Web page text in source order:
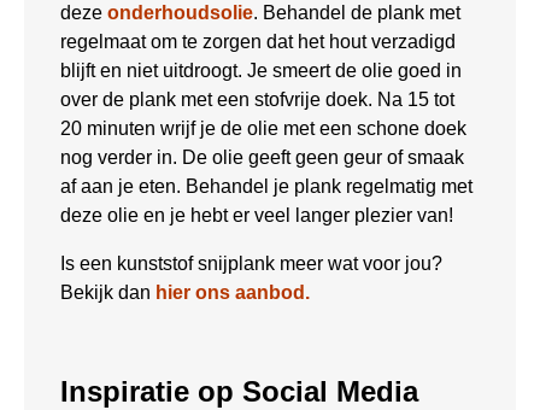
deze onderhoudsolie. Behandel de plank met
regelmaat om te zorgen dat het hout verzadigd
blijft en niet uitdroogt. Je smeert de olie goed in
over de plank met een stofvrije doek. Na 15 tot
20 minuten wrijf je de olie met een schone doek
nog verder in. De olie geeft geen geur of smaak
af aan je eten. Behandel je plank regelmatig met
deze olie en je hebt er veel langer plezier van!
Is een kunststof snijplank meer wat voor jou?
Bekijk dan hier ons aanbod.
Inspiratie op Social Media